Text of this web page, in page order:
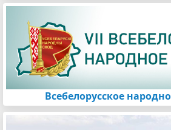
Всебелорусское